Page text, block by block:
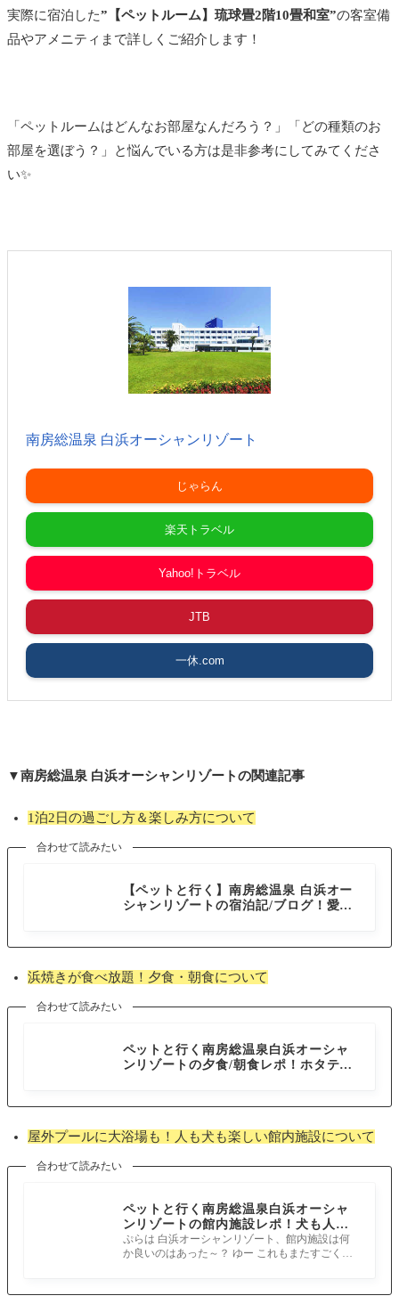
実際に宿泊した”【ペットルーム】 琉球畳2階10畳和室”の客室備
品やアメニティまで詳しくご紹介します！
「ペットルームはどんなお部屋なんだろう？」「どの種類のお
部屋を選ぼう？」と悩んでいる方は是非参考にしてみてくださ
い✨
南房総温泉 白浜オーシャンリゾート
じゃらん
楽天トラベル
Yahoo!トラベル
JTB
一休.com
▼南房総温泉 白浜オーシャンリゾートの関連記事
1泊2日の過ごし方＆楽しみ方について
合わせて読みたい
【ペットと行く】南房総温泉 白浜オー
シャンリゾートの宿泊記/ブログ！愛犬
浜焼きが食べ放題！夕食・朝食について
合わせて読みたい
ペットと行く南房総温泉白浜オーシャ
ンリゾートの夕食/朝食レポ！ホタテに
屋外プールに大浴場も！人も犬も楽しい館内施設について
合わせて読みたい
ペットと行く南房総温泉白浜オーシャ
ンリゾートの館内施設レポ！犬も人も
楽しめる豊富な施設に大満足
ぷらは 白浜オーシャンリゾート、館内施設は何
か良いのはあった～？ ゆー これもまたすごくっ